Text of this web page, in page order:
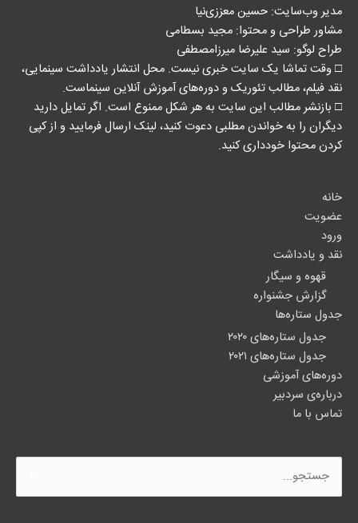
مدیر وب‌سایت: حسین معززی‌نیا
مشاور طراحی و محتوا:‌ مجید بسطامی
طراح لوگو: سید علیرضا میرزامصطفی
□ وقت تماشا یک سایت خبری نیست. محل انتشار یادداشت سینمایی،
نقد فیلم، مطالب تئوریک و دوره‌های آموزش آنلاین سینماست.
□ بازنشر مطالب این سایت به هر شکل ممنوع است. اگر تمایل دارید
دیگران را به خواندن مطلبی دعوت کنید، لینک‌ ارسال فرمایید و از کپی
کردن محتوا خودداری کنید.
خانه
عضویت
ورود
نقد و یادداشت
قهوه و سیگار
گزارش جشنواره
جدول ستاره‌ها
جدول ستاره‌های ۲۰۲۰
جدول ستاره‌های ۲۰۲۱
دوره‌های آموزشی
درباره‌ی سردبیر
تماس با ما
جستجو
برای: